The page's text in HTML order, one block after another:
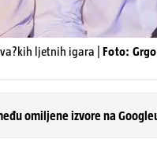
ljetnih igara | Foto:
omiljene izvore na